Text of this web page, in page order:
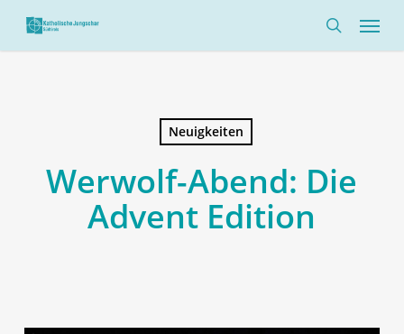
main
Menü
Neuigkeiten
Werwolf-Abend: Die
Advent Edition